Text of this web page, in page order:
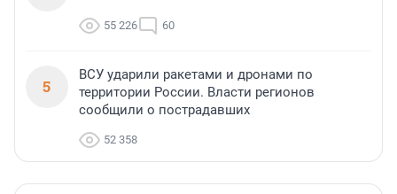
55 226 60
5
ВСУ ударили ракетами и дронами по
территории России. Власти регионов
сообщили о пострадавших
52 358